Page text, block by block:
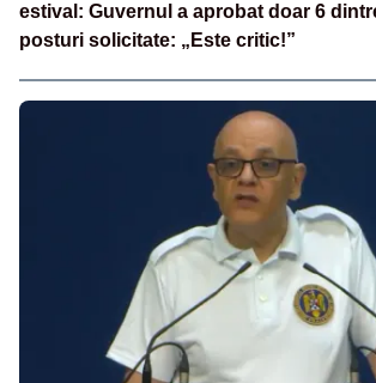
estival: Guvernul a aprobat doar 6
posturi solicitate: „Este critic!”